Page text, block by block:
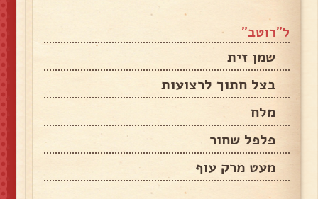
ל״רוטב״
שמן זית
בצל חתוך לרצועות
מלח
פלפל שחור
מעט מרק עוף